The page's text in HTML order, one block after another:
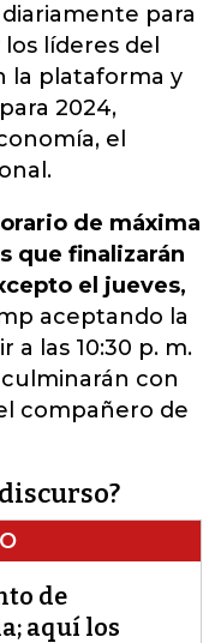
para
líderes del
la plataforma y
2024,
el
de máxima
que finalizarán
el jueves,
aceptando la
las 10:30 p. m.
con
compañero de
de
aquí los